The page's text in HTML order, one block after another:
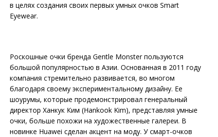
в целях создания своих первых умных очков Smart
Eyewear.
Роскошные очки бренда Gentle Monster пользуются
большой популярностью в Азии. Основанная в 2011 году
компания стремительно развивается, во многом
благодаря своему экспериментальному дизайну. Ее
шоурумы, которые продемонстрировал генеральный
директор Ханкук Ким (Hankook Kim), представляя умные
очки, больше похожи на художественные галереи. В
новинке Huawei сделан акцент на моду. У смарт-очков